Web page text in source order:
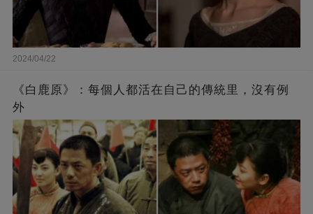
2024/04/22
《白鹿原》：每個人都活在自己的傳統里，沒有例
外